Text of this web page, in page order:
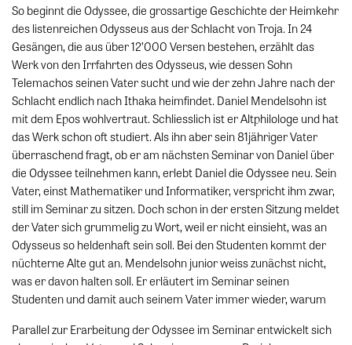
So beginnt die Odyssee, die grossartige Geschichte der Heimkehr
des listenreichen Odysseus aus der Schlacht von Troja. In 24
Gesängen, die aus über 12’000 Versen bestehen, erzählt das
Werk von den Irrfahrten des Odysseus, wie dessen Sohn
Telemachos seinen Vater sucht und wie der zehn Jahre nach der
Schlacht endlich nach Ithaka heimfindet. Daniel Mendelsohn ist
mit dem Epos wohlvertraut. Schliesslich ist er Altphilologe und hat
das Werk schon oft studiert. Als ihn aber sein 81jähriger Vater
überraschend fragt, ob er am nächsten Seminar von Daniel über
die Odyssee teilnehmen kann, erlebt Daniel die Odyssee neu. Sein
Vater, einst Mathematiker und Informatiker, verspricht ihm zwar,
still im Seminar zu sitzen. Doch schon in der ersten Sitzung meldet
der Vater sich grummelig zu Wort, weil er nicht einsieht, was an
Odysseus so heldenhaft sein soll. Bei den Studenten kommt der
nüchterne Alte gut an. Mendelsohn junior weiss zunächst nicht,
was er davon halten soll. Er erläutert im Seminar seinen
Studenten und damit auch seinem Vater immer wieder, warum
Parallel zur Erarbeitung der Odyssee im Seminar entwickelt sich